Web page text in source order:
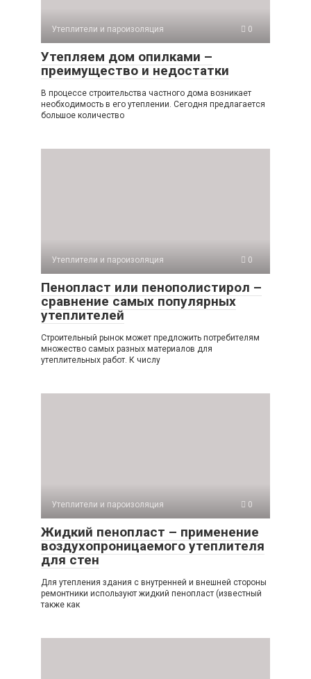
Утеплители и пароизоляция 0
Утепляем дом опилками –
преимущество и недостатки
В процессе строительства частного дома возникает
необходимость в его утеплении. Сегодня предлагается
большое количество
Утеплители и пароизоляция 0
Пенопласт или пенополистирол –
сравнение самых популярных
утеплителей
Строительный рынок может предложить потребителям
множество самых разных материалов для
утеплительных работ. К числу
Утеплители и пароизоляция 0
Жидкий пенопласт – применение
воздухопроницаемого утеплителя
для стен
Для утепления здания с внутренней и внешней стороны
ремонтники используют жидкий пенопласт (известный
также как